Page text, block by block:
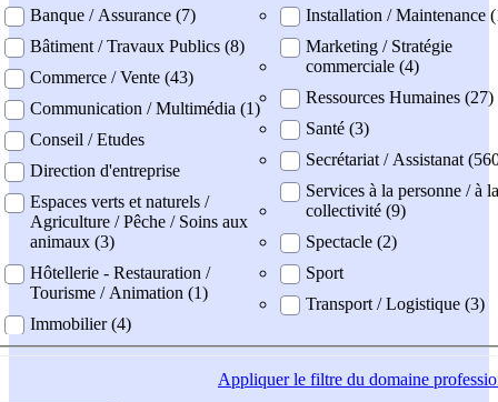
Banque / Assurance (7)
Bâtiment / Travaux Publics (8)
Commerce / Vente (43)
Communication / Multimédia (1)
Conseil / Etudes
Direction d'entreprise
Espaces verts et naturels /
Agriculture / Pêche / Soins aux
animaux (3)
Hôtellerie - Restauration /
Tourisme / Animation (1)
Immobilier (4)
Installation / Maintenance
Marketing / Stratégie
commerciale (4)
Ressources Humaines (27)
Santé (3)
Secrétariat / Assistanat
Services à la personne / à la
collectivité (9)
Spectacle (2)
Sport
Transport / Logistique (3)
Appliquerle filtre du domaine